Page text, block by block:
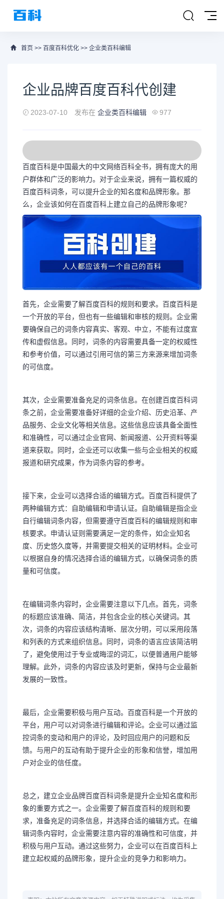
首页 >> 百度百科优化 >> 企业类百科编辑
企业品牌百度百科代创建
2023-07-10 发布在 企业类百科编辑 977
百度百科是中国最大的中文网络百科全书，拥有庞大的用
户群体和广泛的影响力。对于企业来说，拥有一篇权威的
百度百科词条，可以提升企业的知名度和品牌形象。那
么，企业该如何在百度百科上建立自己的品牌形象呢？
首先，企业需要了解百度百科的规则和要求。百度百科是
一个开放的平台，但也有一些编辑和审核的规则。企业需
要确保自己的词条内容真实、客观、中立，不能有过度宣
传和虚假信息。同时，词条的内容需要具备一定的权威性
和参考价值，可以通过引用可信的第三方来源来增加词条
的可信度。
其次，企业需要准备充足的词条信息。在创建百度百科词
条之前，企业需要准备好详细的企业介绍、历史沿革、产
品服务、企业文化等相关信息。这些信息应该具备全面性
和准确性，可以通过企业官网、新闻报道、公开资料等渠
道来获取。同时，企业还可以收集一些与企业相关的权威
报道和研究成果，作为词条内容的参考。
接下来，企业可以选择合适的编辑方式。百度百科提供了
两种编辑方式：自助编辑和申请认证。自助编辑是指企业
自行编辑词条内容，但需要遵守百度百科的编辑规则和审
核要求。申请认证则需要满足一定的条件，如企业知名
度、历史悠久度等，并需要提交相关的证明材料。企业可
以根据自身的情况选择合适的编辑方式，以确保词条的质
量和可信度。
在编辑词条内容时，企业需要注意以下几点。首先，词条
的标题应该准确、简洁，并包含企业的核心关键词。其
次，词条的内容应该结构清晰、层次分明，可以采用段落
和列表的方式来组织信息。同时，词条的语言应该简洁明
了，避免使用过于专业或晦涩的词汇，以便普通用户能够
理解。此外，词条的内容应该及时更新，保持与企业最新
发展的一致性。
最后，企业需要积极与用户互动。百度百科是一个开放的
平台，用户可以对词条进行编辑和评论。企业可以通过监
控词条的变动和用户的评论，及时回应用户的问题和反
馈。与用户的互动有助于提升企业的形象和信誉，增加用
户对企业的信任度。
总之，建立企业品牌百度百科词条是提升企业知名度和形
象的重要方式之一。企业需要了解百度百科的规则和要
求，准备充足的词条信息，并选择合适的编辑方式。在编
辑词条内容时，企业需要注意内容的准确性和可信度，并
积极与用户互动。通过这些努力，企业可以在百度百科上
建立起权威的品牌形象，提升企业的竞争力和影响力。